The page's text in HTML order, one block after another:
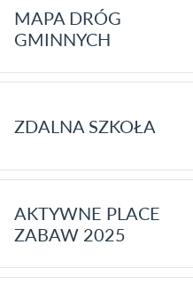
MAPA DRÓG
GMINNYCH
ZDALNA SZKOŁA
AKTYWNE PLACE
ZABAW 2025